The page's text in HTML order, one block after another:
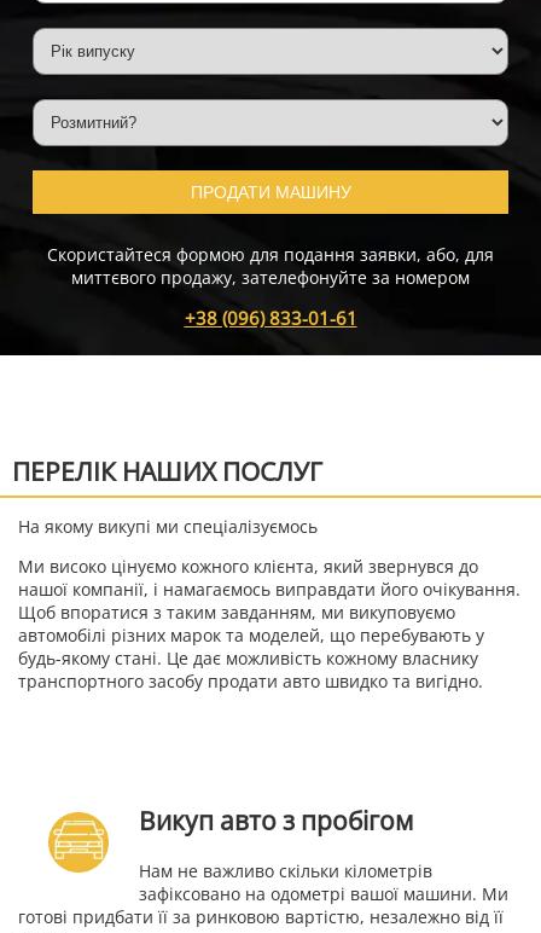
ПРОДАТИ МАШИНУ
Скористайтеся формою для подання заявки, або, для
миттєвого продажу, зателефонуйте за номером
+38 (096) 833-01-61
ПЕРЕЛІК НАШИХ ПОСЛУГ
На якому викупі ми спеціалізуємось
Ми високо цінуємо кожного клієнта, який звернувся до
нашої компанії, і намагаємось виправдати його очікування.
Щоб впоратися з таким завданням, ми викуповуємо
автомобілі різних марок та моделей, що перебувають у
будь-якому стані. Це дає можливість кожному власнику
транспортного засобу продати авто швидко та вигідно.
Викуп авто з пробігом
Нам не важливо скільки кілометрів
зафіксовано на одометрі вашої машини. Ми
готові придбати її за ринковою вартістю, незалежно від її